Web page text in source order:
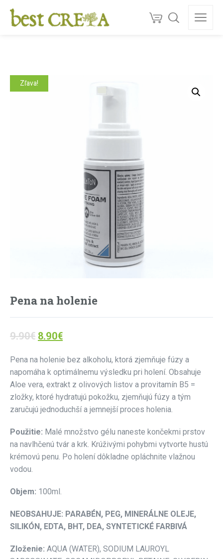
Zľava!
Pena na holenie
9.90€ 8.90€
Pena na holenie bez alkoholu, ktorá zjemňuje fúzy a
napomáha k optimálnemu výsledku pri holení. Obsahuje
Aloe vera, extrakt z olivových listov a provitamín B5 =
zložky, ktoré hydratujú pokožku, zjemňujú fúzy a tým
zaručujú jednoduchší a jemnejší proces holenia.
Použitie: Malé množstvo gélu naneste končekmi prstov
na navlhčenú tvár a krk. Krúživými pohybmi vytvorte hustú
krémovú penu. Po holení dôkladne opláchnite vlažnou
vodou.
Objem: 100ml.
NEOBSAHUJE: PARABÉN, PEG, MINERÁLNE OLEJE,
SILIKÓN, EDTA, BHT, DEA, SYNTETICKÉ FARBIVÁ
Zloženie: AQUA (WATER), SODIUM LAUROYL